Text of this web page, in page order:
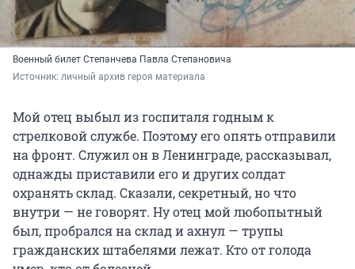
Военный билет Степанчева Павла Степановича
Источник: личный архив героя материала
Мой отец выбыл из госпиталя годным к
стрелковой службе. Поэтому его опять отправили
на фронт. Служил он в Ленинграде, рассказывал,
однажды приставили его и других солдат
охранять склад. Сказали, секретный, но что
внутри — не говорят. Ну отец мой любопытный
был, пробрался на склад и ахнул — трупы
гражданских штабелями лежат. Кто от голода